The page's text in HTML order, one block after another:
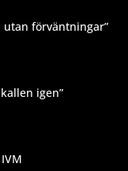
utan förväntningar”
igen”